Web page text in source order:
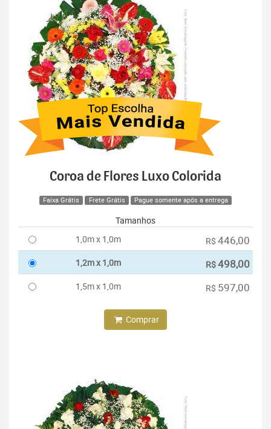
Coroa de Flores Luxo Colorida
Faixa Grátis Frete Grátis Pague somente após a entrega
Tamanhos
1,0m x 1,0m
R$ 446,00
1,2m x 1,0m R$498,00
1,5m x 1,0m R$ 597,00
Comprar